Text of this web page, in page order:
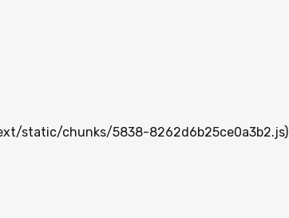
static/chunks/5838-8262d6b25ce0a3b2.js)